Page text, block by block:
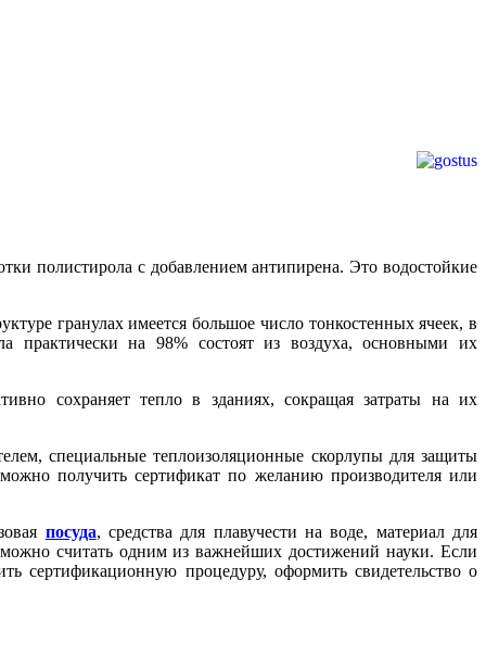
полистирола с добавлением антипирена. Это водостойкие
гранулах имеется большое число тонкостенных ячеек, в
практически на 98% состоят из воздуха, основными их
сохраняет тепло в зданиях, сокращая затраты на их
специальные теплоизоляционные скорлупы для защиты
получить сертификат по желанию производителя или
посуда, средства для плавучести на воде, материал для
считать одним из важнейших достижений науки. Если
сертификационную процедуру, оформить свидетельство о